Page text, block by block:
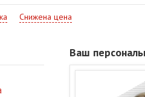
Снижена цена
Ваш